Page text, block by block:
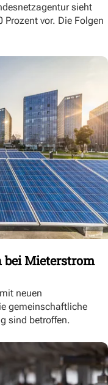
sieht
vor. Die Folgen
bei Mieterstrom
neuen
gemeinschaftliche
sind betroffen.